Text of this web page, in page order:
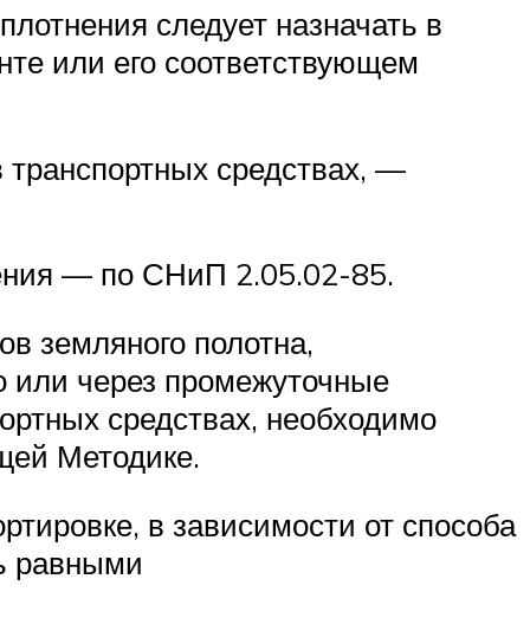
следует назначать в
или его соответствующем
средствах, —
— по СНиП 2.05.02-85.
земляного полотна,
или через промежуточные
средствах, необходимо
Методике.
в зависимости от способа
равными